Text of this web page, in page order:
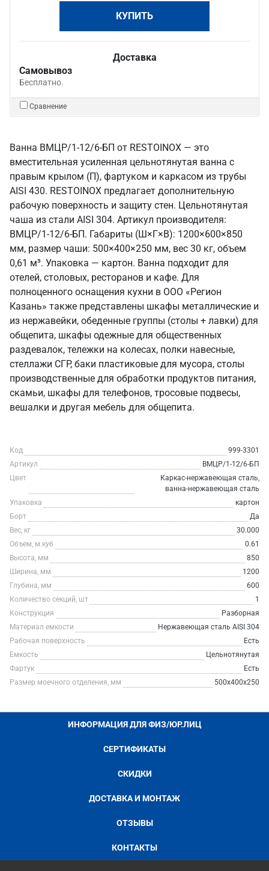
КУПИТЬ
Доставка
Самовывоз
Бесплатно.
Сравнение
Ванна ВМЦР/1-12/6-БП от RESTOINOX — это
вместительная усиленная цельнотянутая ванна с
правым крылом (П), фартуком и каркасом из трубы
AISI 430. RESTOINOX предлагает дополнительную
рабочую поверхность и защиту стен. Цельнотянутая
чаша из стали AISI 304. Артикул производителя:
ВМЦР/1-12/6-БП. Габариты (Ш×Г×В): 1200×600×850
мм, размер чаши: 500×400×250 мм, вес 30 кг, объем
0,61 м³. Упаковка — картон. Ванна подходит для
отелей, столовых, ресторанов и кафе. Для
полноценного оснащения кухни в ООО «Регион
Казань» также представлены шкафы металлические и
из нержавейки, обеденные группы (столы + лавки) для
общепита, шкафы одежные для общественных
раздевалок, тележки на колесах, полки навесные,
стеллажи СГР, баки пластиковые для мусора, столы
производственные для обработки продуктов питания,
скамьи, шкафы для телефонов, тросовые подвесы,
вешалки и другая мебель для общепита.
Код
999-3301
Артикул
ВМЦР/1-12/6-БП
Цвет
Каркас-нержавеющая сталь,
ванна-нержавеющая сталь
Упаковка
картон
Борт
Да
Вес, кг
30.000
Объем, м.куб
0.61
Высота, мм
850
Ширина, мм
1200
Глубина, мм
600
Количество секций, шт
1
Конструкция
Разборная
Материал емкости
Нержавеющая сталь AISI 304
Рабочая поверхность
Есть
Емкость
Цельнотянутая
Фартук
Есть
Размер моечного отделения, мм
500х400х250
ИНФОРМАЦИЯ ДЛЯ ФИЗ/ЮР.ЛИЦ
СЕРТИФИКАТЫ
СКИДКИ
ДОСТАВКА И МОНТАЖ
ОТЗЫВЫ
КОНТАКТЫ